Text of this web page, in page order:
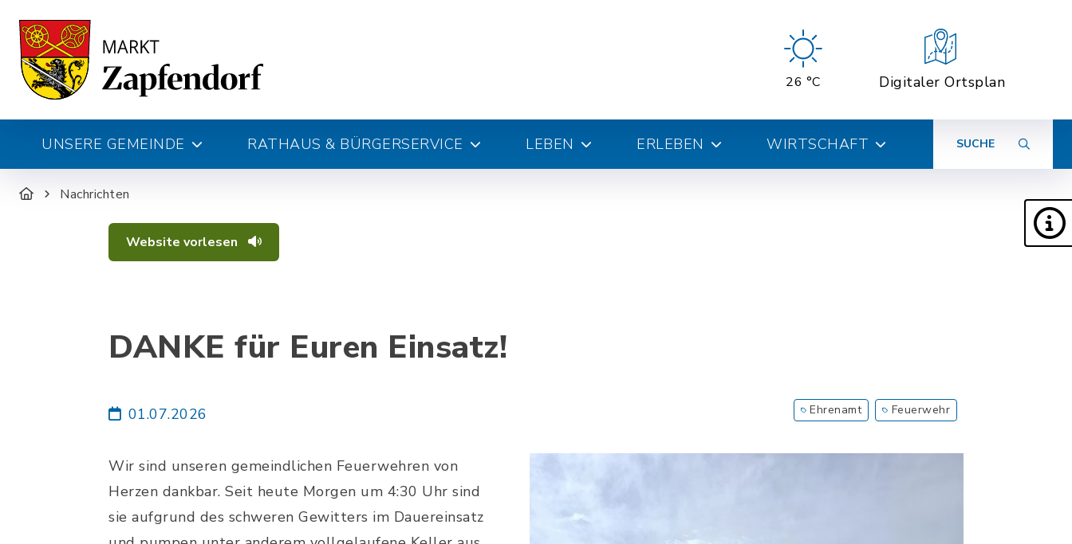
26 °C Digitaler Ortsplan
UNSERE GEMEINDE RATHAUS & BÜRGERSERVICE LEBEN ERLEBEN WIRTSCHAFT SUCHE
Nachrichten
Website vorlesen
DANKE für Euren Einsatz!
01.07.2026 Ehrenamt Feuerwehr
Wir sind unseren gemeindlichen Feuerwehren von
Herzen dankbar. Seit heute Morgen um 4:30 Uhr sind
sie aufgrund des schweren Gewitters im Dauereinsatz